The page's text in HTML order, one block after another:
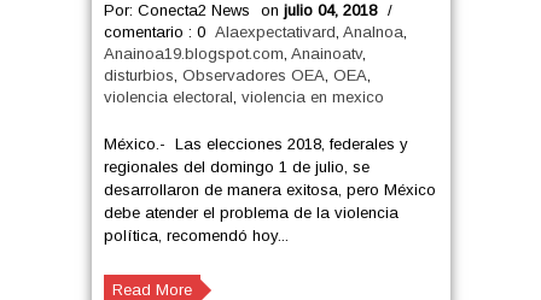
Por: Conecta2 News on julio 04, 2018
/
comentario : 0 Alaexpectativard, AnaInoa,
Anainoa19.blogspot.com, Anainoatv,
disturbios, Observadores OEA, OEA,
violencia electoral, violencia en mexico
México.- Las elecciones 2018, federales y
regionales del domingo 1 de julio, se
desarrollaron de manera exitosa, pero México
debe atender el problema de la violencia
política, recomendó hoy...
Read More